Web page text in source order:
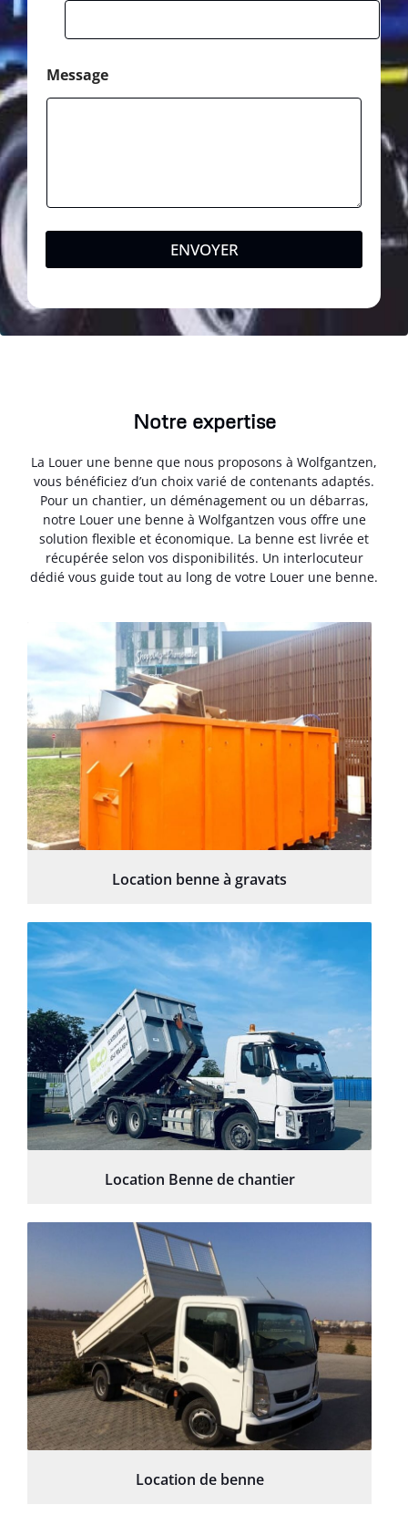
Message
ENVOYER
Notre expertise
La Louer une benne que nous proposons à Wolfgantzen,
vous bénéficiez d’un choix varié de contenants adaptés.
Pour un chantier, un déménagement ou un débarras,
notre Louer une benne à Wolfgantzen vous offre une
solution flexible et économique. La benne est livrée et
récupérée selon vos disponibilités. Un interlocuteur
dédié vous guide tout au long de votre Louer une benne.
Location benne à gravats
Location Benne de chantier
Location de benne